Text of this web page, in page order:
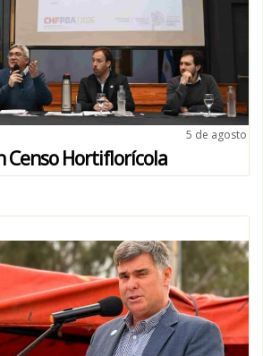
5 de agosto
Censo Hortiflorícola